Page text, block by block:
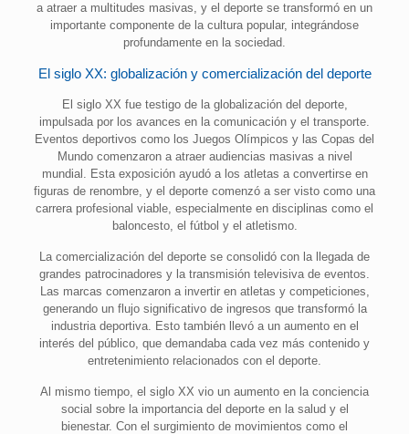
a atraer a multitudes masivas, y el deporte se transformó en un
importante componente de la cultura popular, integrándose
profundamente en la sociedad.
El siglo XX: globalización y comercialización del deporte
El siglo XX fue testigo de la globalización del deporte,
impulsada por los avances en la comunicación y el transporte.
Eventos deportivos como los Juegos Olímpicos y las Copas del
Mundo comenzaron a atraer audiencias masivas a nivel
mundial. Esta exposición ayudó a los atletas a convertirse en
figuras de renombre, y el deporte comenzó a ser visto como una
carrera profesional viable, especialmente en disciplinas como el
baloncesto, el fútbol y el atletismo.
La comercialización del deporte se consolidó con la llegada de
grandes patrocinadores y la transmisión televisiva de eventos.
Las marcas comenzaron a invertir en atletas y competiciones,
generando un flujo significativo de ingresos que transformó la
industria deportiva. Esto también llevó a un aumento en el
interés del público, que demandaba cada vez más contenido y
entretenimiento relacionados con el deporte.
Al mismo tiempo, el siglo XX vio un aumento en la conciencia
social sobre la importancia del deporte en la salud y el
bienestar. Con el surgimiento de movimientos como el